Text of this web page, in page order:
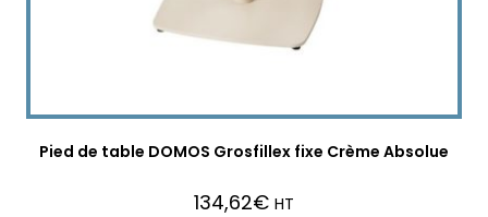
Pied de table DOMOS Grosfillex fixe Crème Absolue
134,62€ HT